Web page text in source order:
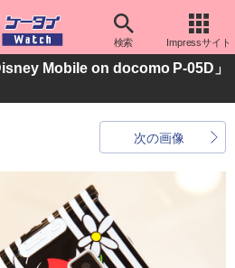
検索 Impressサイト
Mobile on docomo P-05D」
次の画像